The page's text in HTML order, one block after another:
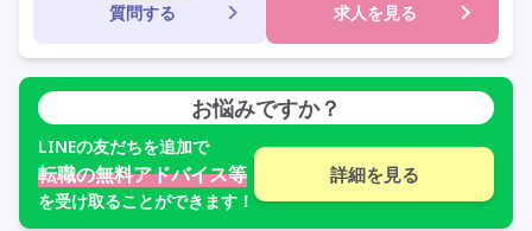
年間休日110日以上
学歴不問
定年60歳以上
質問する 求人を見る
お悩みですか？
LINEの友だちを追加で
転職の無料アドバイス等
を受け取ることができます！
詳細を見る